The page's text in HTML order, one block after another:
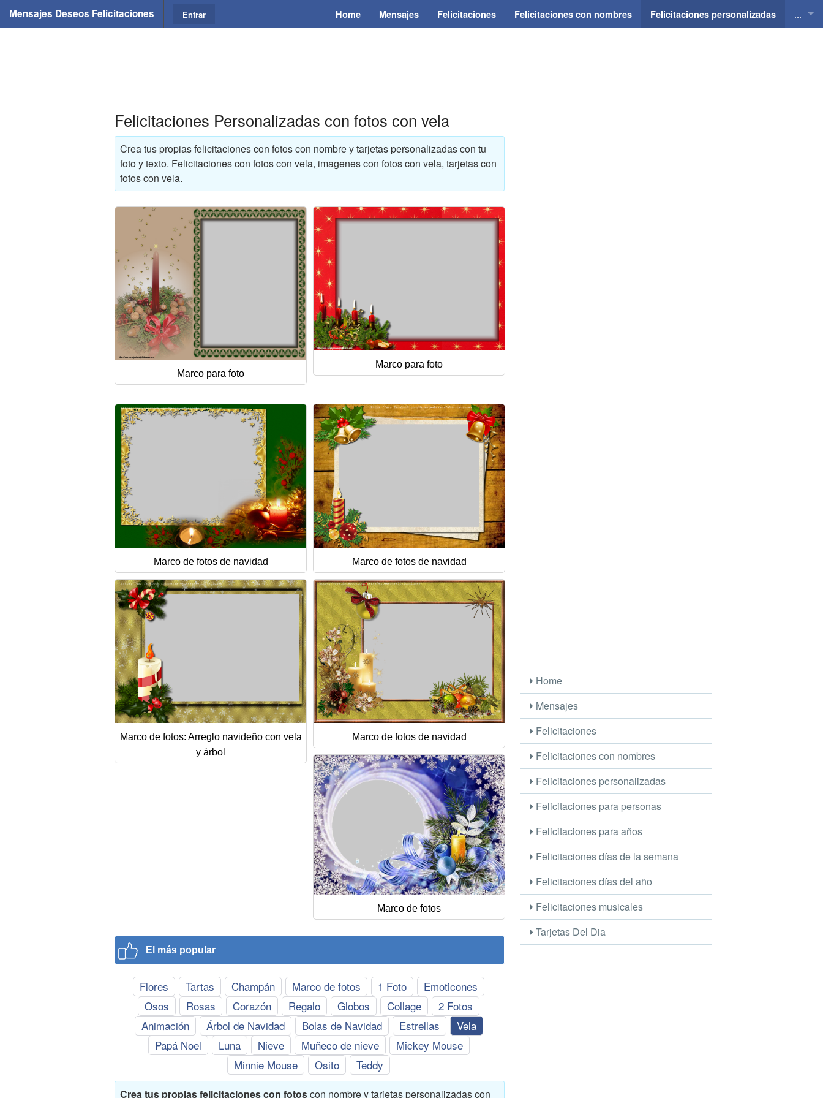
Mensajes Deseos Felicitaciones Home Mensajes Felicitaciones Felicitaciones con nombres Felicitaciones personalizadas ...
Entrar
Felicitaciones Personalizadas con fotos con vela
Crea tus propias felicitaciones con fotos con nombre y tarjetas personalizadas con tu
foto y texto. Felicitaciones con fotos con vela, imagenes con fotos con vela, tarjetas con
fotos con vela.
Marco para foto
Marco para foto
Marco de fotos de navidad Marco de fotos de navidad
Marco de fotos: Arreglo navideño con vela
y árbol
Marco de fotos de navidad
Marco de fotos
El más popular
Flores Tartas Champán Marco de fotos 1 Foto
Emoticones
Osos
Rosas Corazón Regalo Globos Collage
2 Fotos
Animación
Árbol de Navidad Bolas de Navidad Estrellas
Vela
Papá Noel
Luna Nieve Muñeco de nieve
Mickey Mouse
Minnie Mouse
Osito Teddy
Crea tus propias felicitaciones con fotoscon nombre y tarjetas personalizadas con
Home
Mensajes
Felicitaciones
Felicitaciones con nombres
Felicitaciones personalizadas
Felicitaciones para personas
Felicitaciones para años
Felicitaciones días de la semana
Felicitaciones días del año
Felicitaciones musicales
Tarjetas Del Dia